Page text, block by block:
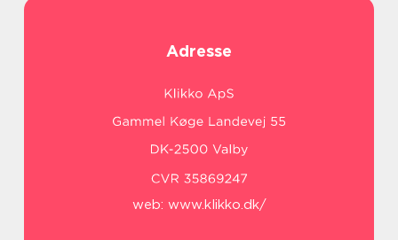
Adresse
web: www.klikko.dk/